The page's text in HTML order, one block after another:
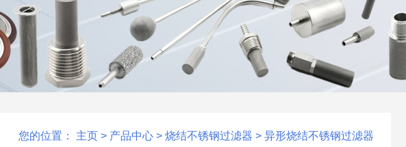
您的位置： 主页 > 产品中心 > 烧结不锈钢过滤器 > 异形烧结不锈钢过滤器